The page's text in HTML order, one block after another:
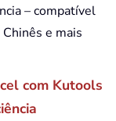
– compatível
e mais
com Kutools